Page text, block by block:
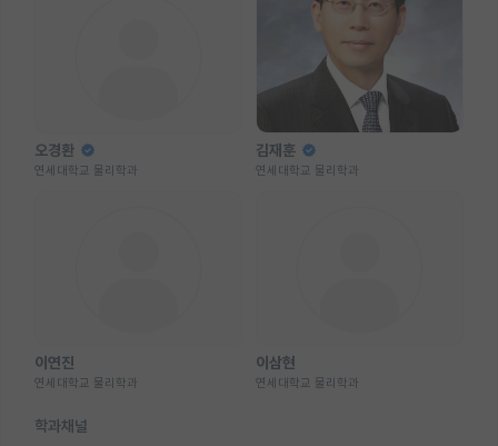
오경환
연세대학교 물리학과
김재훈
연세대학교 물리학과
이연진
연세대학교 물리학과
이삼현
연세대학교 물리학과
학과채널